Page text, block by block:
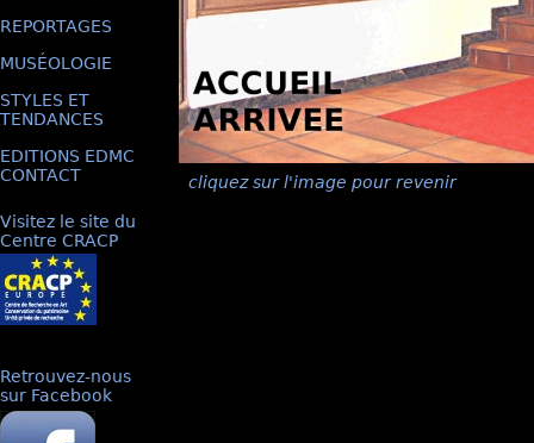
REPORTAGES
MUSÉOLOGIE
STYLES ET
TENDANCES
EDITIONS EDMC
CONTACT
Visitez le site du
Centre CRACP
Retrouvez-nous
sur Facebook
cliquez sur l'image pour revenir